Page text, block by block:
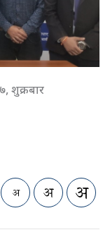
शुक्रबार